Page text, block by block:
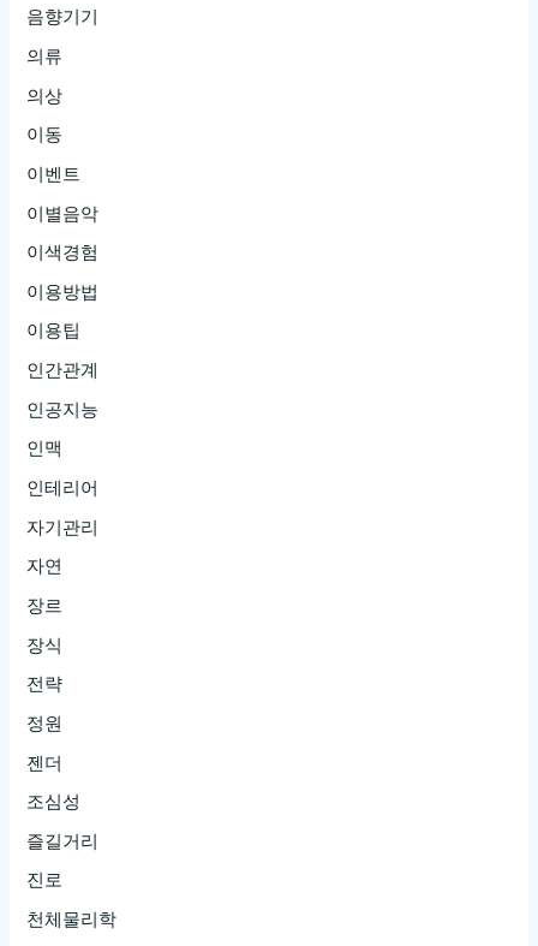
음향기기
의류
의상
이동
이벤트
이별음악
이색경험
이용방법
이용팁
인간관계
인공지능
인맥
인테리어
자기관리
자연
장르
장식
전략
정원
젠더
조심성
즐길거리
진로
천체물리학